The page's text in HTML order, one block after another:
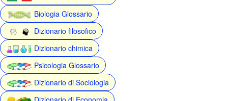
Biologia Glossario
Dizionario filosofico
Dizionario chimica
Psicologia Glossario
Dizionario di Sociologia